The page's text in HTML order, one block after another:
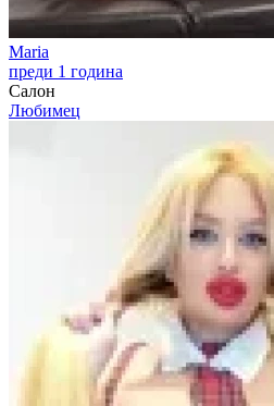
Maria
преди 1 година
Салон
Любимец